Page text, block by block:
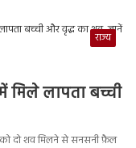
राज्य
मिले लापता बच्ची
दो शव मिलने से सनसनी फ़ैल